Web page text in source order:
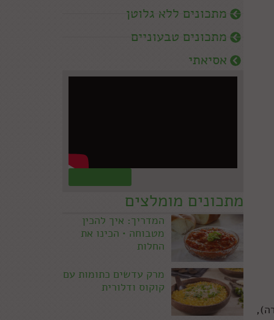
מתכונים ללא גלוטן
מתכונים טבעוניים
אסיאתי
מתכונים מומלצים
המדריך: איך להכין
מטבוחה • הכינו את
החלות
מרק עדשים כתומות עם
קוקוס ודלורית